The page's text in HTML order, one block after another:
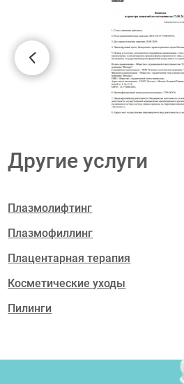
Другие услуги
Плазмолифтинг
Плазмофиллинг
Плацентарная терапия
Косметические уходы
Пилинги